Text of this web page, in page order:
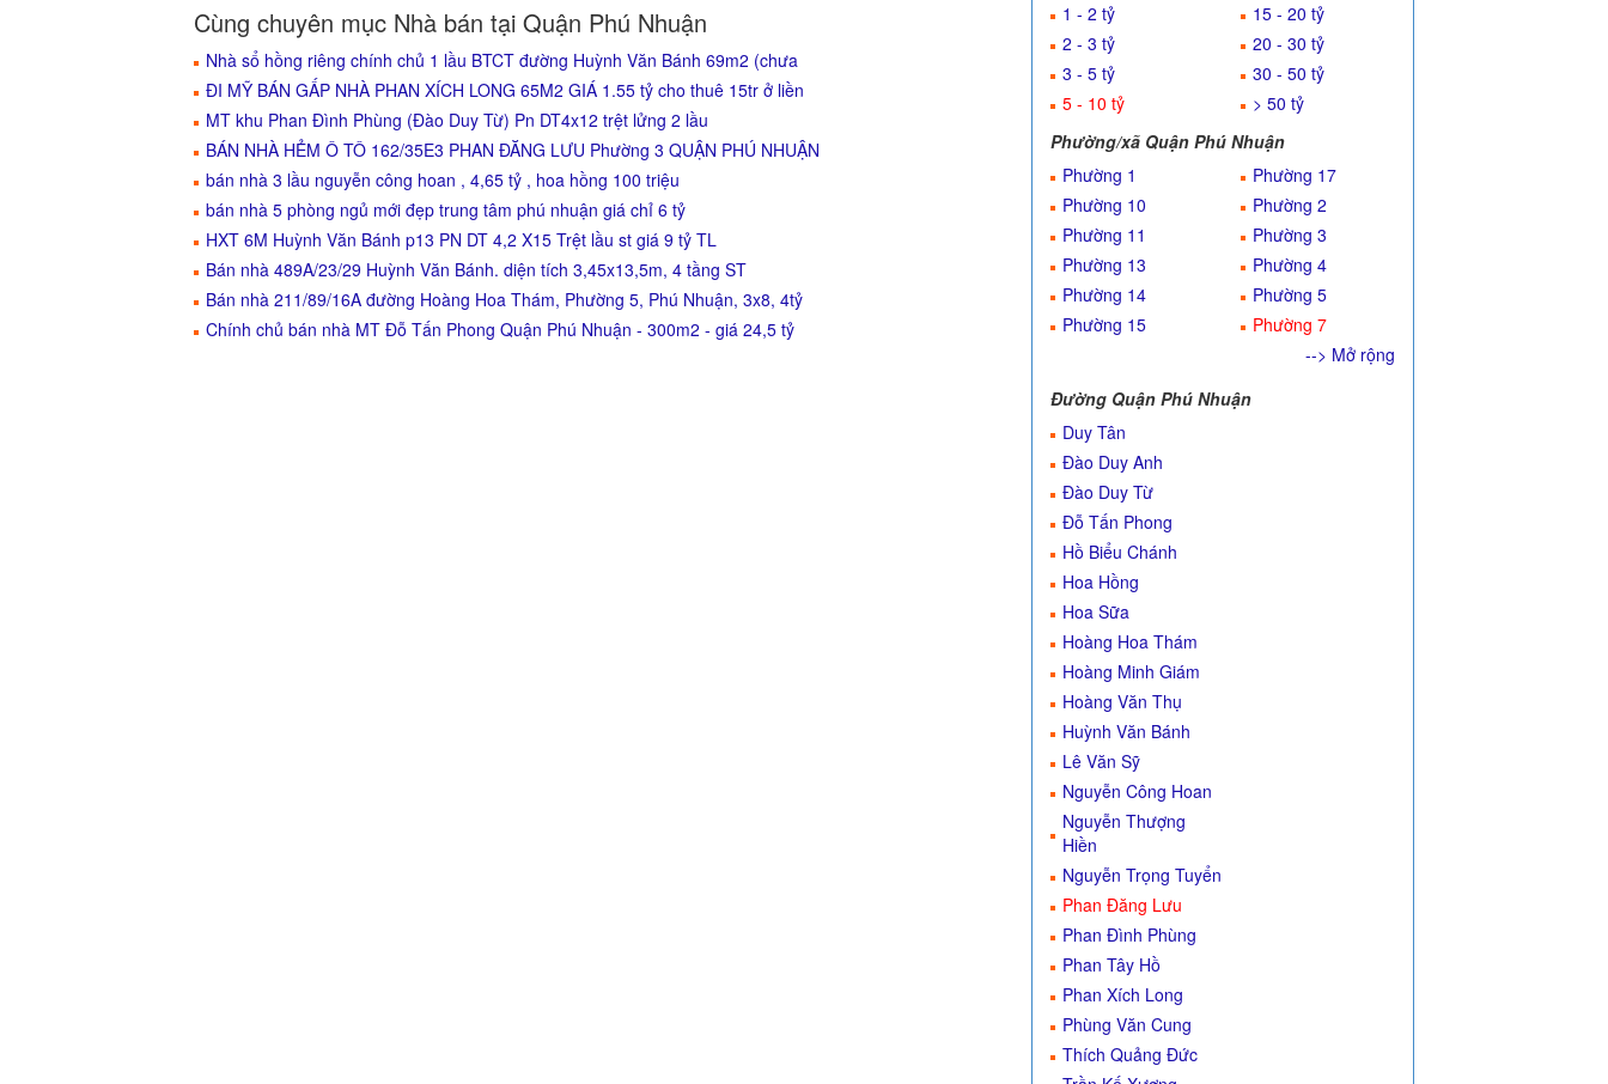
Cùng chuyên mục Nhà bán tại Quận Phú Nhuận
Nhà sổ hồng riêng chính chủ 1 lầu BTCT đường Huỳnh Văn Bánh 69m2 (chưa
ĐI MỸ BÁN GẤP NHÀ PHAN XÍCH LONG 65M2 GIÁ 1.55 tỷ cho thuê 15tr ở liền
MT khu Phan Đình Phùng (Đào Duy Từ) Pn DT4x12 trệt lửng 2 lầu
BÁN NHÀ HẺM Ô TÔ 162/35E3 PHAN ĐĂNG LƯU Phường 3 QUẬN PHÚ NHUẬN
bán nhà 3 lầu nguyễn công hoan , 4,65 tỷ , hoa hồng 100 triệu
bán nhà 5 phòng ngủ mới đẹp trung tâm phú nhuận giá chỉ 6 tỷ
HXT 6M Huỳnh Văn Bánh p13 PN DT 4,2 X15 Trệt lầu st giá 9 tỷ TL
Bán nhà 489A/23/29 Huỳnh Văn Bánh. diện tích 3,45x13,5m, 4 tầng ST
Bán nhà 211/89/16A đường Hoàng Hoa Thám, Phường 5, Phú Nhuận, 3x8, 4tỷ
Chính chủ bán nhà MT Đỗ Tấn Phong Quận Phú Nhuận - 300m2 - giá 24,5 tỷ
1 - 2 tỷ
2 - 3 tỷ
3 - 5 tỷ
5 - 10 tỷ
15 - 20 tỷ
20 - 30 tỷ
30 - 50 tỷ
> 50 tỷ
Phường/xã Quận Phú Nhuận
Phường 1
Phường 10
Phường 11
Phường 13
Phường 14
Phường 15
Phường 17
Phường 2
Phường 3
Phường 4
Phường 5
Phường 7
--> Mở rộng
Đường Quận Phú Nhuận
Duy Tân
Đào Duy Anh
Đào Duy Từ
Đỗ Tấn Phong
Hồ Biểu Chánh
Hoa Hồng
Hoa Sữa
Hoàng Hoa Thám
Hoàng Minh Giám
Hoàng Văn Thụ
Huỳnh Văn Bánh
Lê Văn Sỹ
Nguyễn Công Hoan
Nguyễn Thượng
Hiền
Nguyễn Trọng Tuyển
Phan Đăng Lưu
Phan Đình Phùng
Phan Tây Hồ
Phan Xích Long
Phùng Văn Cung
Thích Quảng Đức